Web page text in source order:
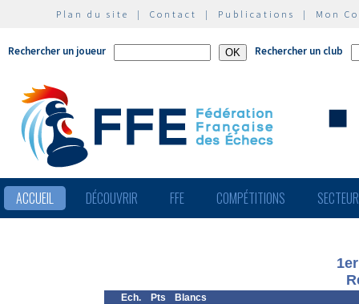
Plan du site | Contact | Publications | Mon
Rechercher un joueur Rechercher un club
ACCUEIL DÉCOUVRIR FFE COMPÉTITIONS
Ech. Pts
Blancs